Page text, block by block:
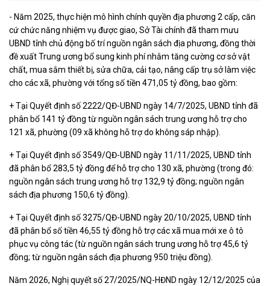
- Năm 2025, thực hiện mô hình chính quyền địa phương 2 cấp, căn
cứ chức năng nhiệm vụ được giao, Sở Tài chính đã tham mưu
UBND tỉnh chủ động bố trí nguồn ngân sách địa phương, đồng thời
đề xuất Trung ương bổ sung kinh phí nhằm tăng cường cơ sở vật
chất, mua sắm thiết bị, sửa chữa, cải tạo, nâng cấp trụ sở làm việc
cho các xã, phường với tổng số tiền 471,05 tỷ đồng, bao gồm:
+ Tại Quyết định số 2222/QĐ-UBND ngày 14/7/2025, UBND tỉnh đã
phân bổ 141 tỷ đồng từ nguồn ngân sách trung ương hỗ trợ cho
121 xã, phường (09 xã không hỗ trợ do không sáp nhập).
+ Tại Quyết định số 3549/QĐ-UBND ngày 11/11/2025, UBND tỉnh
đã phân bổ 283,5 tỷ đồng để hỗ trợ cho 130 xã, phường (trong đó:
nguồn ngân sách trung ương hỗ trợ 132,9 tỷ đồng; nguồn ngân
sách địa phương 150,6 tỷ đồng).
+ Tại Quyết định số 3275/QĐ-UBND ngày 20/10/2025, UBND tỉnh
đã phân bổ số tiền 46,55 tỷ đồng hỗ trợ các xã mua mới xe ô tô
phục vụ công tác (từ nguồn ngân sách trung ương hỗ trợ 45,6 tỷ
đồng; từ nguồn ngân sách địa phương 950 triệu đồng).
Năm 2026, Nghị quyết số 27/2025/NQ-HĐND ngày 12/12/2025 của